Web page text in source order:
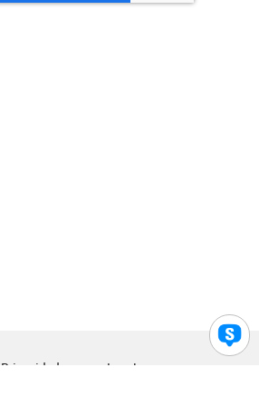
Privacidad Legal